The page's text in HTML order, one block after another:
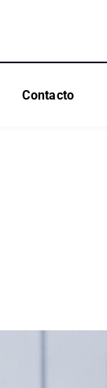
Contacto